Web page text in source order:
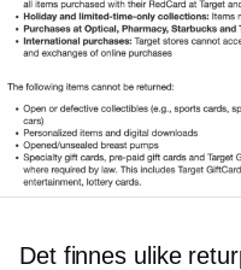
Det finnes ulike